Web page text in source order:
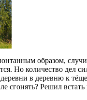
образом,
Но количество дел
в деревню к
сгонять? Решил